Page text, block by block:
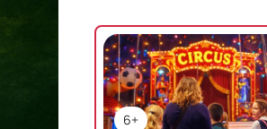
6+